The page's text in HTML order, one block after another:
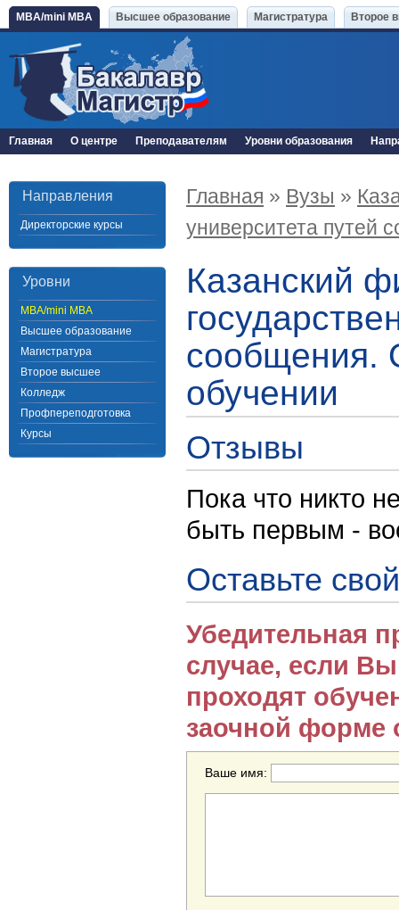
MBA/mini MBA Высшее образование Магистратура Второе
Главная О центре Преподавателям Уровни образования
Направления
Директорские курсы
Уровни
MBA/mini MBA
Высшее образование
Магистратура
Второе высшее
Колледж
Профпереподготовка
Курсы
Главная » Вузы »
университета путей
Казанский
сообщения.
обучении
Отзывы
Пока что никто
быть первым -
Оставьте
Убедительная
случае, если
проходят
заочной форме
Ваше имя: